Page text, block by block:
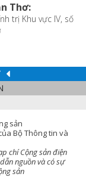
Thơ:
trị Khu vực IV, số
sản
Bộ Thông tin và
chí Cộng sản điện
nguồn và có sự
sản